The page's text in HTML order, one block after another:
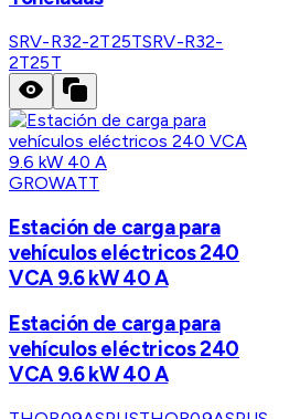
SRV-R32-2T25TSRV-R32-
2T25T
GROWATT
Estación de carga para
vehículos eléctricos 240
VCA 9.6 kW 40 A
Estación de carga para
vehículos eléctricos 240
VCA 9.6 kW 40 A